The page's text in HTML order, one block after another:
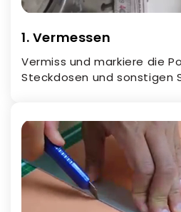
1. Vermessen
Vermiss und markiere die
Steckdosen und sonstigen